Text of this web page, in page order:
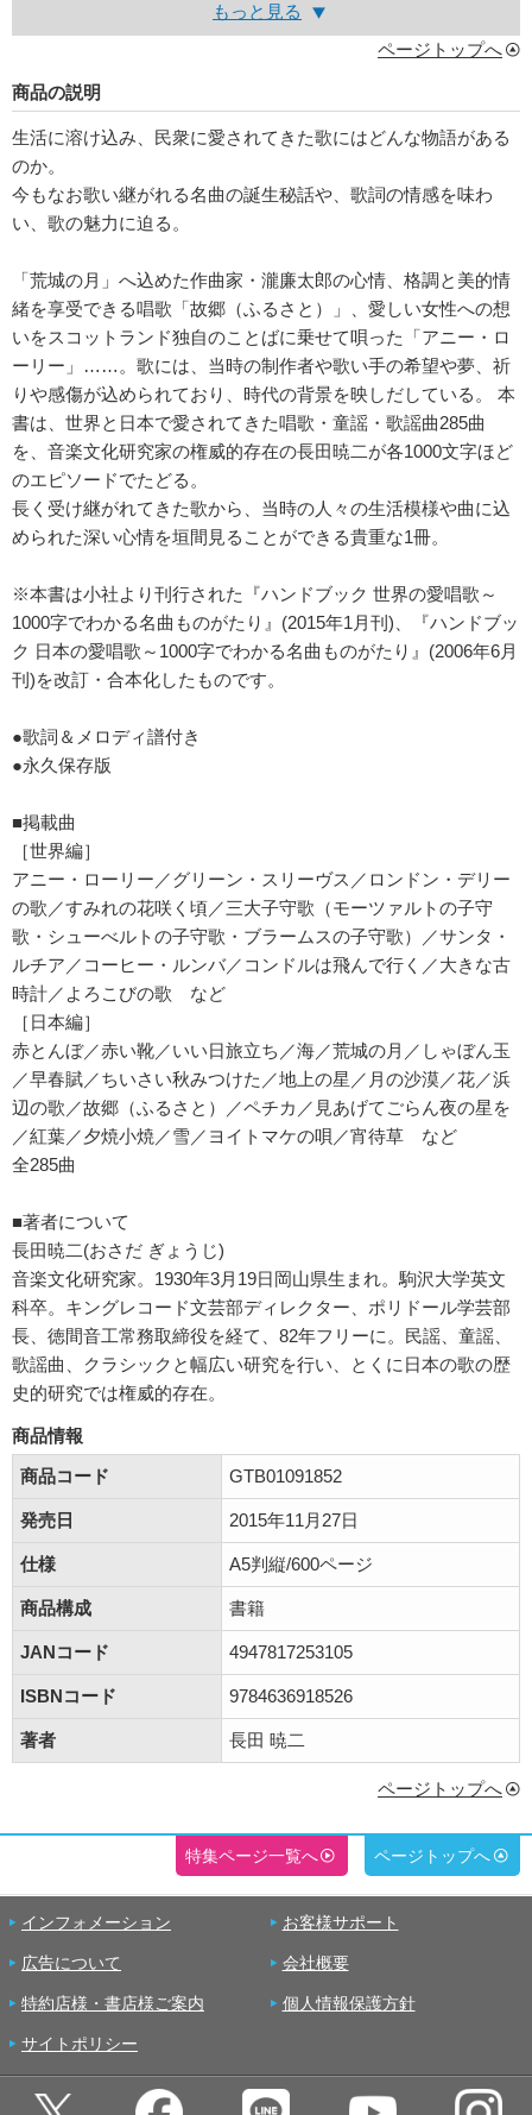
もっと見る
ページトップへ
商品の説明
生活に溶け込み、民衆に愛されてきた歌にはどんな物語がある
のか。
今もなお歌い継がれる名曲の誕生秘話や、歌詞の情感を味わ
い、歌の魅力に迫る。
「荒城の月」へ込めた作曲家・瀧廉太郎の心情、格調と美的情
緒を享受できる唱歌「故郷（ふるさと）」、愛しい女性への想
いをスコットランド独自のことばに乗せて唄った「アニー・ロ
ーリー」……。歌には、当時の制作者や歌い手の希望や夢、祈
りや感傷が込められており、時代の背景を映しだしている。 本
書は、世界と日本で愛されてきた唱歌・童謡・歌謡曲285曲
を、音楽文化研究家の権威的存在の長田暁二が各1000文字ほど
のエピソードでたどる。
長く受け継がれてきた歌から、当時の人々の生活模様や曲に込
められた深い心情を垣間見ることができる貴重な1冊。
※本書は小社より刊行された『ハンドブック 世界の愛唱歌～
1000字でわかる名曲ものがたり』(2015年1月刊)、『ハンドブッ
ク 日本の愛唱歌～1000字でわかる名曲ものがたり』(2006年6月
刊)を改訂・合本化したものです。
●歌詞＆メロディ譜付き
●永久保存版
■掲載曲
［世界編］
アニー・ローリー／グリーン・スリーヴス／ロンドン・デリー
の歌／すみれの花咲く頃／三大子守歌（モーツァルトの子守
歌・シューべルトの子守歌・ブラームスの子守歌）／サンタ・
ルチア／コーヒー・ルンバ／コンドルは飛んで行く／大きな古
時計／よろこびの歌 など
［日本編］
赤とんぼ／赤い靴／いい日旅立ち／海／荒城の月／しゃぼん玉
／早春賦／ちいさい秋みつけた／地上の星／月の沙漠／花／浜
辺の歌／故郷（ふるさと）／ペチカ／見あげてごらん夜の星を
／紅葉／夕焼小焼／雪／ヨイトマケの唄／宵待草 など
全285曲
■著者について
長田暁二(おさだ ぎょうじ)
音楽文化研究家。1930年3月19日岡山県生まれ。駒沢大学英文
科卒。キングレコード文芸部ディレクター、ポリドール学芸部
長、徳間音工常務取締役を経て、82年フリーに。民謡、童謡、
歌謡曲、クラシックと幅広い研究を行い、とくに日本の歌の歴
史的研究では権威的存在。
商品情報
商品コード
GTB01091852
発売日 2015年11月27日
仕様 A5判縦/600ページ
商品構成 書籍
JANコード 4947817253105
ISBNコード 9784636918526
著者 長田 暁二
ページトップへ
特集ページ一覧へ ページトップへ
インフォメーション お客様サポート
広告について 会社概要
特約店様・書店様ご案内 個人情報保護方針
サイトポリシー